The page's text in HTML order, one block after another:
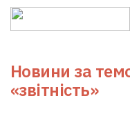
Новини за
«звітність»